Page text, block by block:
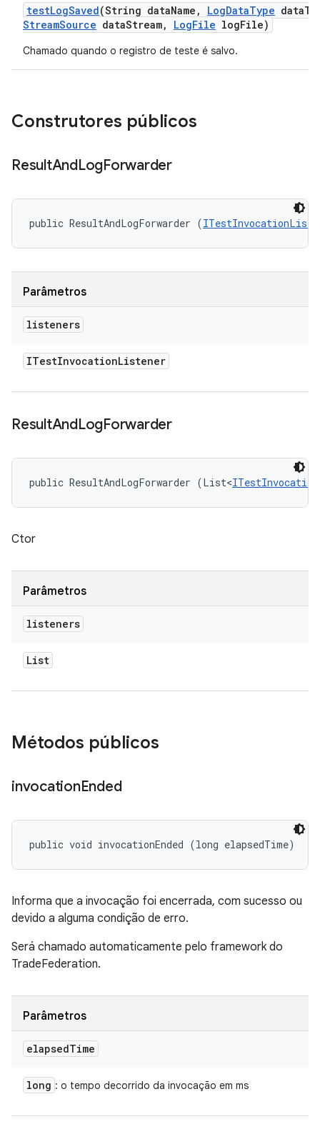
testLogSaved(String dataName , LogDataType data
StreamSource dataStream, LogFile logFile)
Chamado quando o registro de teste é salvo.
Construtores públicos
ResultAndLogForwarder
public ResultAndLogForwarder (
Parâmetros
listeners
ITestInvocationListener
ResultAndLogForwarder
public ResultAndLogForwarder (List<
Ctor
Parâmetros
listeners
List
Métodos públicos
invocationEnded
public void invocationEnded (long elapsedTime)
Informa que a invocação foi encerrada, com sucesso ou
devido a alguma condição de erro.
Será chamado automaticamente pelo framework do
TradeFederation.
Parâmetros
elapsedTime
long : o tempo decorrido da invocação em ms